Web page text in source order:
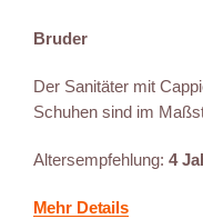
Bruder
Der Sanitäter mit
Schuhen sind im
Altersempfehlung: 4
Mehr Details